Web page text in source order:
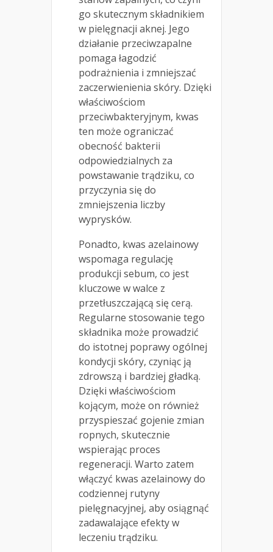
go skutecznym składnikiem
w pielęgnacji aknеj. Jego
działanie przeciwzapalne
pomaga łagodzić
podrażnienia i zmniejszać
zaczerwienienia skóry. Dzięki
właściwościom
przeciwbakteryjnym, kwas
ten może ograniczać
obecność bakterii
odpowiedzialnych za
powstawanie trądziku, co
przyczynia się do
zmniejszenia liczby
wyprysków.
Ponadto, kwas azelainowy
wspomaga regulację
produkcji sebum, co jest
kluczowe w walce z
przetłuszczającą się cerą.
Regularne stosowanie tego
składnika może prowadzić
do istotnej poprawy ogólnej
kondycji skóry, czyniąc ją
zdrowszą i bardziej gładką.
Dzięki właściwościom
kojącym, może on również
przyspieszać gojenie zmian
ropnych, skutecznie
wspierając proces
regeneracji. Warto zatem
włączyć kwas azelainowy do
codziennej rutyny
pielęgnacyjnej, aby osiągnąć
zadawalające efekty w
leczeniu trądziku.